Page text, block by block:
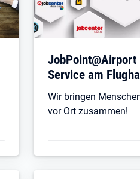
Öffnet in neuem
Service am
Wir bringen
vor Ort zusammen!